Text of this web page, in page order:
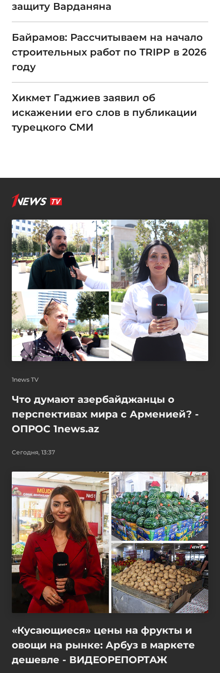
защиту Варданяна
Байрамов: Рассчитываем на начало
строительных работ по TRIPP в 2026
году
Хикмет Гаджиев заявил об
искажении его слов в публикации
турецкого СМИ
1news TV
Что думают азербайджанцы о
перспективах мира с Арменией? -
ОПРОС 1news.az
Сегодня, 13:37
«Кусающиеся» цены на фрукты и
овощи на рынке: Арбуз в маркете
дешевле - ВИДЕОРЕПОРТАЖ